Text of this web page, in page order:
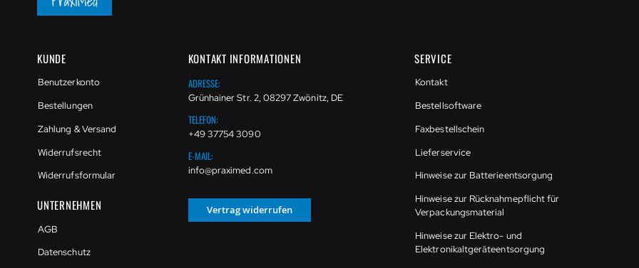
KUNDE
Benutzerkonto
Bestellungen
Zahlung & Versand
Widerrufsrecht
Widerrufsformular
UNTERNEHMEN
AGB
Datenschutz
KONTAKT INFORMATIONEN
ADRESSE:
Grünhainer Str. 2, 08297 Zwönitz, DE
TELEFON:
+49 37754 3090
E-MAIL:
info@praximed.com
Vertrag widerrufen
SERVICE
Kontakt
Bestellsoftware
Faxbestellschein
Lieferservice
Hinweise zur Batterieentsorgung
Hinweise zur Rücknahmepflicht für
Verpackungsmaterial
Hinweise zur Elektro- und
Elektronikaltgeräteentsorgung